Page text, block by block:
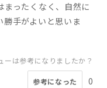
ったくなく、自然に
手がよいと思いま
ーは参考になりましたか？
参考になった 0